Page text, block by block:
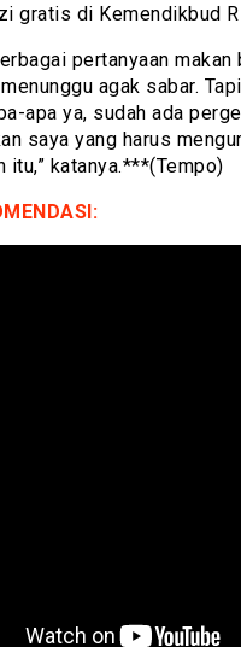
gratis di Kemendikbud
pertanyaan
agak sabar.
apa ya, sudah ada
saya yang harus
itu,” katanya.***(Tempo)